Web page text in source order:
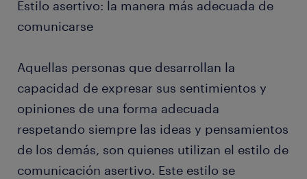
Estilo asertivo: la manera más adecuada de
comunicarse
Aquellas personas que desarrollan la
capacidad de expresar sus sentimientos y
opiniones de una forma adecuada
respetando siempre las ideas y pensamientos
de los demás, son quienes utilizan el estilo de
comunicación asertivo. Este estilo se